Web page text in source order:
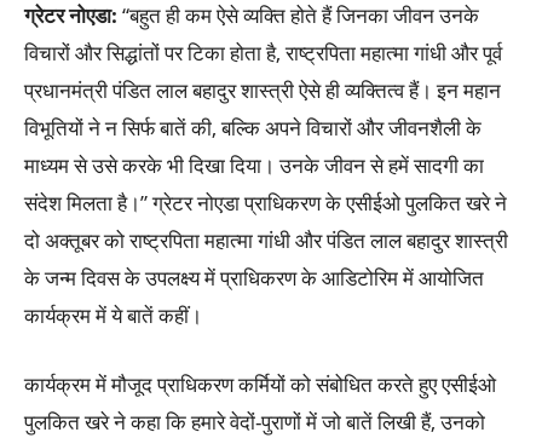
ग्रेटर नोएडा: “बहुत ही कम ऐसे व्यक्ति होते हैं जिनका जीवन उनके
विचारों और सिद्धांतों पर टिका होता है, राष्ट्रपिता महात्मा गांधी और पूर्व
प्रधानमंत्री पंडित लाल बहादुर शास्त्री ऐसे ही व्यक्तित्व हैं। इन महान
विभूतियों ने न सिर्फ बातें की, बल्कि अपने विचारों और जीवनशैली के
माध्यम से उसे करके भी दिखा दिया। उनके जीवन से हमें सादगी का
संदेश मिलता है।” ग्रेटर नोएडा प्राधिकरण के एसीईओ पुलकित खरे ने
दो अक्तूबर को राष्ट्रपिता महात्मा गांधी और पंडित लाल बहादुर शास्त्री
के जन्म दिवस के उपलक्ष्य में प्राधिकरण के आडिटोरिम में आयोजित
कार्यक्रम में ये बातें कहीं।
कार्यक्रम में मौजूद प्राधिकरण कर्मियों को संबोधित करते हुए एसीईओ
पुलकित खरे ने कहा कि हमारे वेदों-पुराणों में जो बातें लिखी हैं, उनको